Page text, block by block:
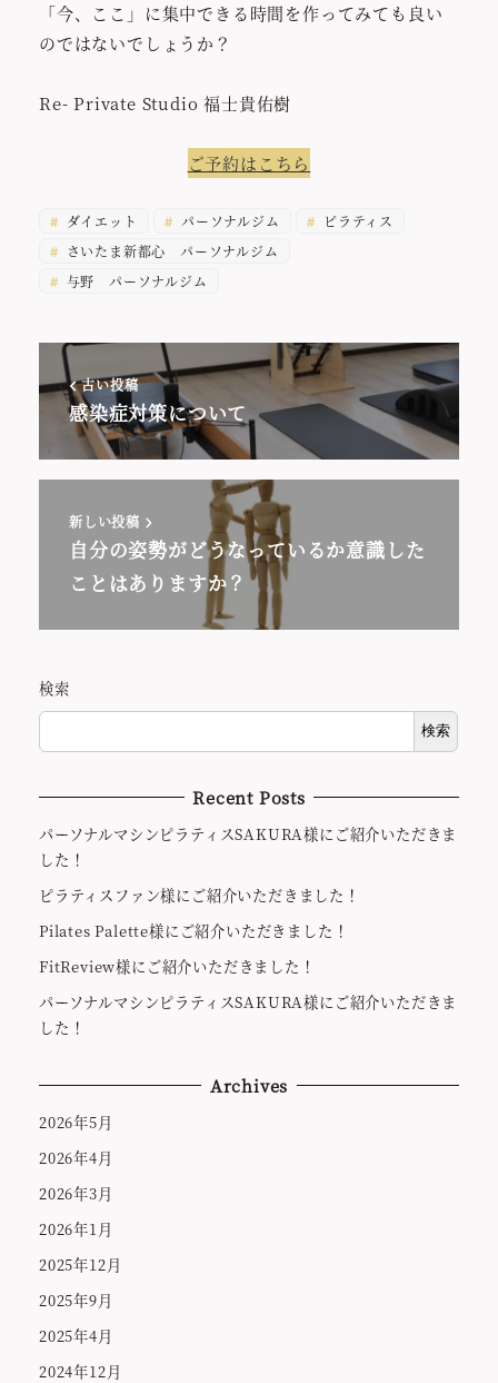
「今、ここ」に集中できる時間を作ってみても良い
のではないでしょうか？
Re- Private Studio 福士貴佑樹
ご予約はこちら
ダイエット パーソナルジム
ピラティス
さいたま新都心 パーソナルジム
与野 パーソナルジム
古い投稿
感染症対策について
新しい投稿
自分の姿勢がどうなっているか意識した
ことはありますか？
検索
検索
Recent Posts
パーソナルマシンピラティスSAKURA様にご紹介いただきま
した！
ピラティスファン様にご紹介いただきました！
Pilates Palette様にご紹介いただきました！
FitReview様にご紹介いただきました！
パーソナルマシンピラティスSAKURA様にご紹介いただきま
した！
Archives
2026年5月
2026年4月
2026年3月
2026年1月
2025年12月
2025年9月
2025年4月
2024年12月